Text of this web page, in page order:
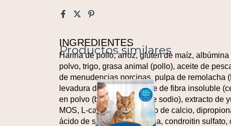
INGREDIENTES
Harina de pollo, arroz, gluten de maíz,
polvo, trigo, grasa animal (pollo), aceite de
de menudencias porcinas, pulpa de remolacha
levadura de cerveza, fuente de fibra insoluble
en polvo (bisulfato ácido de sodio), extracto de
MOS, L-carnitina, carbonato de calcio,
ácido de sodio, glucosamina, condroitin
Productos similares